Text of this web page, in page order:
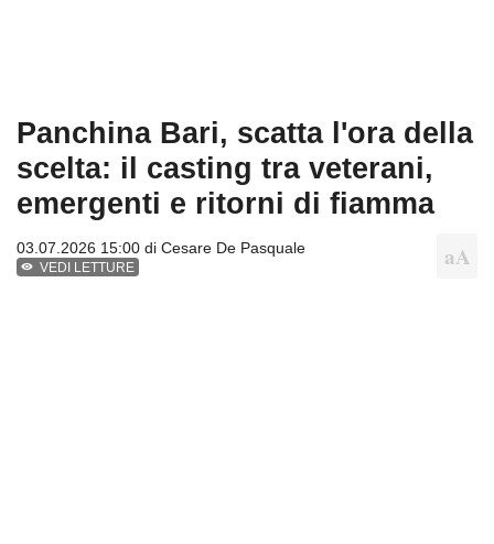
Panchina Bari, scatta l'ora della
scelta: il casting tra veterani,
emergenti e ritorni di fiamma
03.07.2026 15:00 di Cesare De Pasquale
VEDI LETTURE